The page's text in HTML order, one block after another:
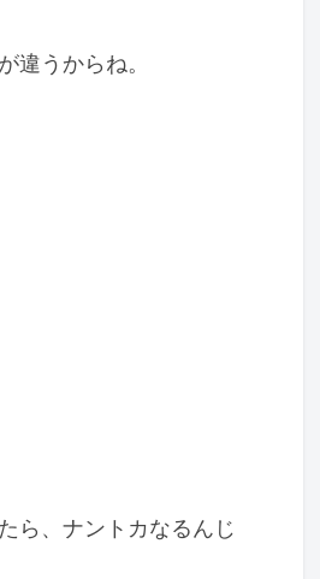
違うからね。
ら、ナントカなるんじ